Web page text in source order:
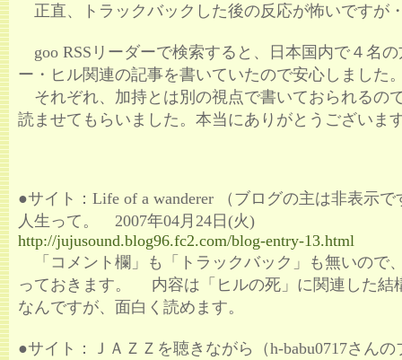
正直、トラックバックした後の反応が怖いですが
goo RSSリーダーで検索すると、日本国内で４名
ー・ヒル関連の記事を書いていたので安心しました
それぞれ、加持とは別の視点で書いておられるの
読ませてもらいました。本当にありがとうございま
●サイト：Life of a wanderer （ブログの主は非表示で
人生って。 2007年04月24日(火)
http://jujusound.blog96.fc2.com/blog-entry-13.html
「コメント欄」も「トラックバック」も無いので
っておきます。 内容は「ヒルの死」に関連した結
なんですが、面白く読めます。
●サイト：ＪＡＺＺを聴きながら（h-babu0717さん